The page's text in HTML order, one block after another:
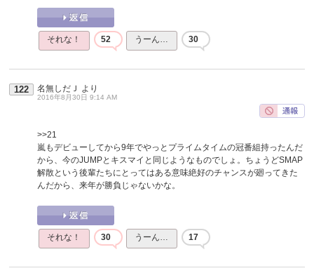
それな！ 52 うーん… 30
122 名無しだＪ より
2016年8月30日 9:14 AM
>>21
嵐もデビューしてから9年でやっとプライムタイムの冠番組持ったんだ
から、今のJUMPとキスマイと同じようなものでしょ。ちょうどSMAP
解散という後輩たちにとってはある意味絶好のチャンスが廻ってきた
んだから、来年が勝負じゃないかな。
それな！ 30 うーん… 17